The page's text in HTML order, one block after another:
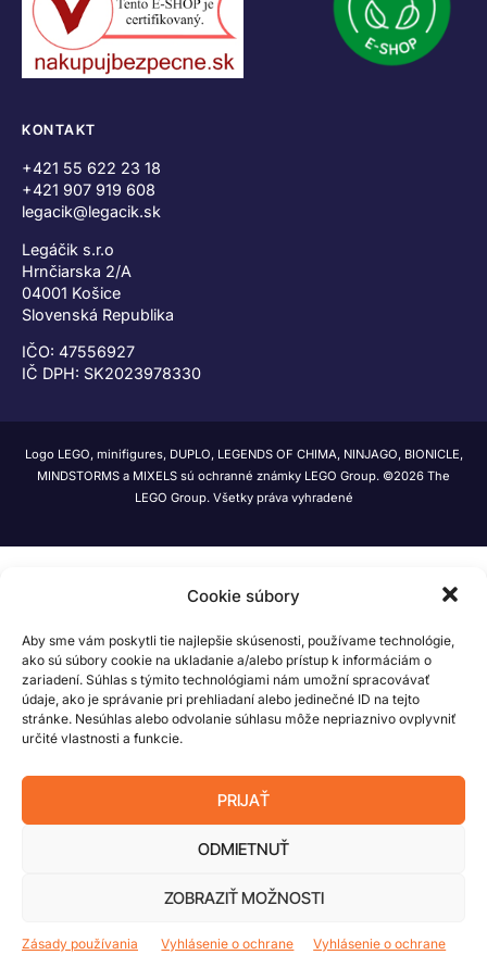
Cookie súbory
Aby sme vám poskytli tie najlepšie skúsenosti, používame technológie,
ako sú súbory cookie na ukladanie a/alebo prístup k informáciám o
zariadení. Súhlas s týmito technológiami nám umožní spracovávať
údaje, ako je správanie pri prehliadaní alebo jedinečné ID na tejto
stránke. Nesúhlas alebo odvolanie súhlasu môže nepriaznivo ovplyvniť
určité vlastnosti a funkcie.
PRIJAŤ
ODMIETNUŤ
ZOBRAZIŤ MOŽNOSTI
Zásady používania Vyhlásenie o ochrane Vyhlásenie o ochrane
KONTAKT
+421 55 622 23 18
+421 907 919 608
legacik@legacik.sk
Legáčik s.r.o
Hrnčiarska 2/A
04001 Košice
Slovenská Republika
IČO: 47556927
IČ DPH: SK2023978330
Logo LEGO, minifigures, DUPLO, LEGENDS OF CHIMA, NINJAGO, BIONICLE,
MINDSTORMS a MIXELS sú ochranné známky LEGO Group. ©2026 The
LEGO Group. Všetky práva vyhradené